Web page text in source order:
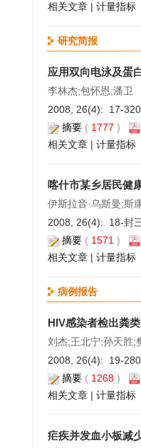
相关文章 | 计量指标
研究简报
应用双向电泳及蛋
李林杰;包怀恩;潘卫
2008, 26(4): 17-
摘要 ( 1777 )
相关文章 | 计量指标
喀什市某乡居民健
伊斯拉音·乌斯曼;斯
2008, 26(4): 18-封
摘要 ( 1571 )
相关文章 | 计量指标
病例报告
HIV感染者检出粪
刘杰;王北宁;孙天胜;
2008, 26(4): 19-
摘要 ( 1268 )
相关文章 | 计量指标
疟疾并发血小板减